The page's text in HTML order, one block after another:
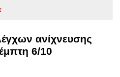
ανίχνευσης
6/10